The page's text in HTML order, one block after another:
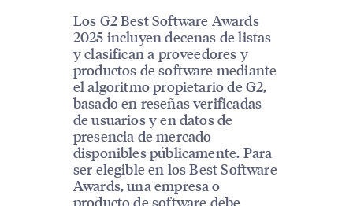
Los G2 Best Software Awards
2025 incluyen decenas de listas
y clasifican a proveedores y
productos de software mediante
el algoritmo propietario de G2,
basado en reseñas verificadas
de usuarios y en datos de
presencia de mercado
disponibles públicamente. Para
ser elegible en los Best Software
Awards, una empresa o
producto de software debe